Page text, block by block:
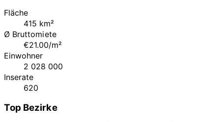
Fläche
415 km²
Ø Bruttomiete
€21.00/m²
Einwohner
2 028 000
Inserate
620
Top Bezirke